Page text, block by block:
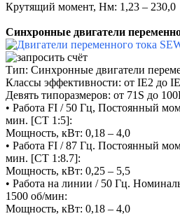
Крутящий момент, Нм: 1,23 – 230,0
Синхронные двигатели
Тип: Синхронные двигатели
Классы эффективности: от IE2 до
Девять типоразмеров: от 71S до
• Работа FI / 50 Гц, Постоянный
мин. [CT 1:5]:
Мощность, кВт: 0,18 – 4,0
• Работа FI / 87 Гц. Постоянный
мин. [CT 1:8.7]:
Мощность, кВт: 0,25 – 5,5
• Работа на линии / 50 Гц.
1500 об/мин:
Мощность, кВт: 0,18 – 4,0